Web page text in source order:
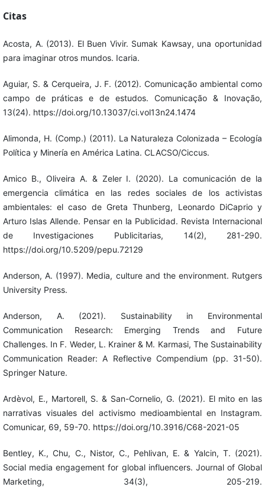
Citas
Acosta, A. (2013). El Buen Vivir. Sumak Kawsay, una oportunidad
para imaginar otros mundos. Icaria.
Aguiar, S. & Cerqueira, J. F. (2012). Comunicação ambiental como
campo de práticas e de estudos. Comunicação & Inovação,
13(24). https://doi.org/10.13037/ci.vol13n24.1474
Alimonda, H. (Comp.) (2011). La Naturaleza Colonizada – Ecología
Política y Minería en América Latina. CLACSO/Ciccus.
Amico B., Oliveira A. & Zeler I. (2020). La comunicación de la
emergencia climática en las redes sociales de los activistas
ambientales: el caso de Greta Thunberg, Leonardo DiCaprio y
Arturo Islas Allende. Pensar en la Publicidad. Revista Internacional
de Investigaciones Publicitarias, 14(2), 281-290.
https://doi.org/10.5209/pepu.72129
Anderson, A. (1997). Media, culture and the environment. Rutgers
University Press.
Anderson, A. (2021). Sustainability in Environmental
Communication Research: Emerging Trends and Future
Challenges. In F. Weder, L. Krainer & M. Karmasi, The Sustainability
Communication Reader: A Reflective Compendium (pp. 31-50).
Springer Nature.
Ardèvol, E., Martorell, S. & San-Cornelio, G. (2021). El mito en las
narrativas visuales del activismo medioambiental en Instagram.
Comunicar, 69, 59-70. https://doi.org/10.3916/C68-2021-05
Bentley, K., Chu, C., Nistor, C., Pehlivan, E. & Yalcin, T. (2021).
Social media engagement for global influencers. Journal of Global
Marketing, 34(3), 205-219.